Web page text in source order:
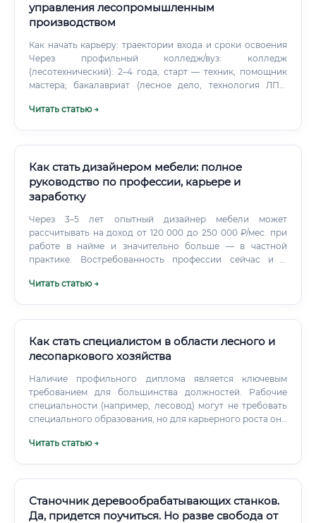
управления лесопромышленным
производством
Как начать карьеру: траектории входа и сроки освоения
Через профильный колледж/вуз: колледж
(лесотехнический): 2–4 года, старт — техник, помощник
мастера; бакалавриат (лесное дело, технология ЛПК,
Через стажировки у работодателя: 3–6 месяцев ротаций
учетчик древесины, техник ГИС/телематики, ОТиПБ-
инженер, планировщик ремонтов.
Читать статью →
Как стать дизайнером мебели: полное
руководство по профессии, карьере и
заработку
Через 3–5 лет опытный дизайнер мебели может
рассчитывать на доход от 120 000 до 250 000 ₽/мес. при
работе в найме и значительно больше — в частной
практике. Востребованность профессии сейчас и в
растёт.
Читать статью →
Как стать специалистом в области лесного и
лесопаркового хозяйства
Наличие профильного диплома является ключевым
требованием для большинства должностей. Рабочие
специальности (например, лесовод) могут не требовать
специального образования, но для карьерного роста оно
Необходимые документы для трудоустройства
Читать статью →
Станочник деревообрабатывающих станков.
Да, придется поучиться. Но разве свобода от